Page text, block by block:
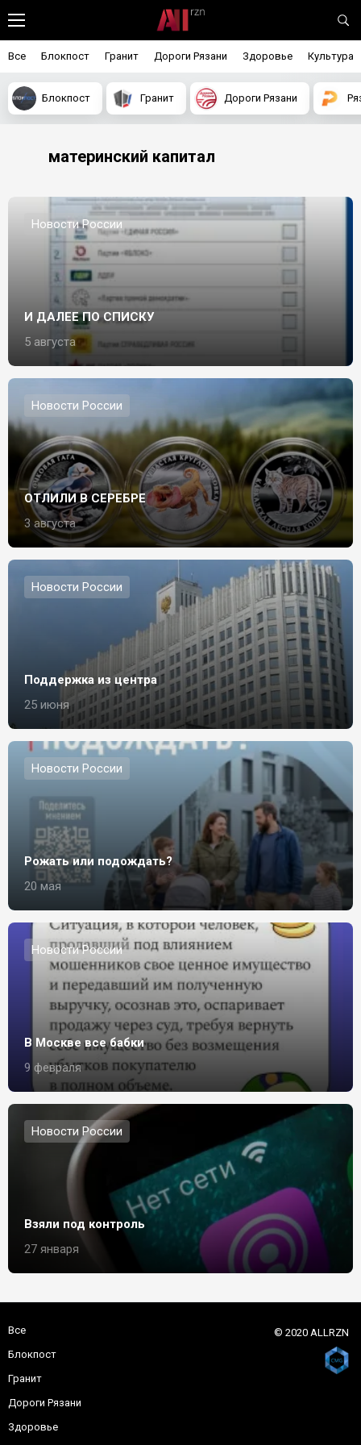
Все Блокпост Гранит Дороги Рязани Здоровье Культура
Блокпост Гранит Дороги Рязани
материнский капитал
Новости России
И ДАЛЕЕ ПО СПИСКУ
5 августа
Новости России
ОТЛИЛИ В СЕРЕБРЕ
3 августа
Новости России
Поддержка из центра
25 июня
Новости России
Рожать или подождать?
20 мая
Новости России
В Москве все бабки
9 февраля
Новости России
Взяли под контроль
27 января
Все
Блокпост
Гранит
Дороги Рязани
Здоровье
© 2020 ALLRZN